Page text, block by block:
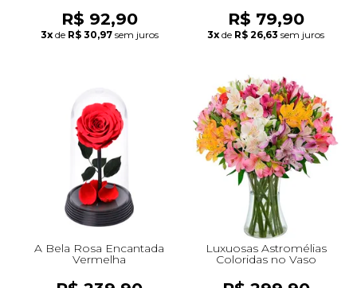
R$ 92,90
3x de R$ 30,97 sem juros
R$ 79,90
3x de R$ 26,63 sem juros
A Bela Rosa Encantada
Vermelha
Luxuosas Astromélias
Coloridas no Vaso